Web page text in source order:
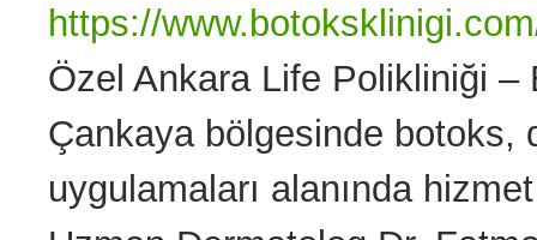
https://
Özel Ankara Life Polikliniği –
Çankaya bölgesinde botoks,
uygulamaları alanında